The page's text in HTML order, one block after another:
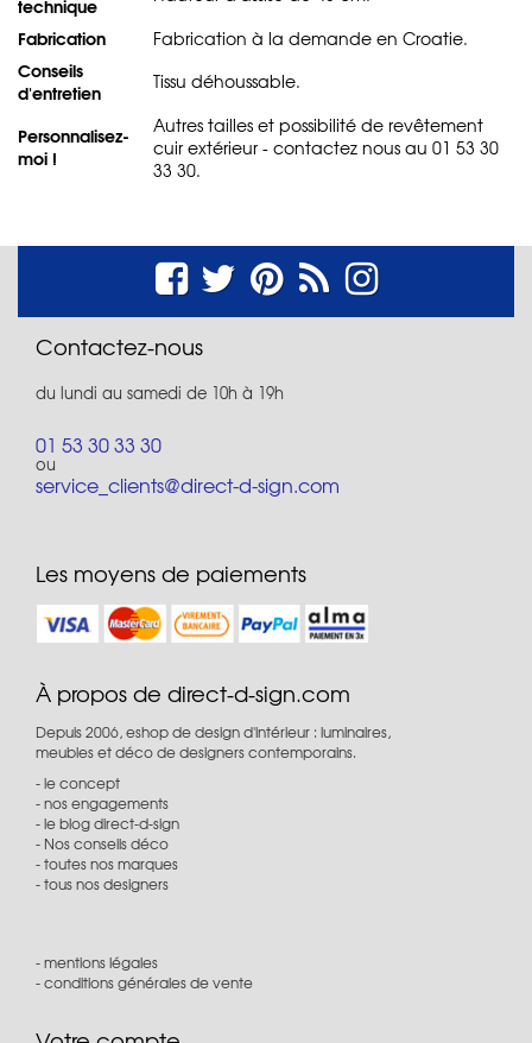
technique
Fabrication Fabrication à la demande en Croatie.
Conseils
d'entretien
Tissu déhoussable.
Personnalisez-
moi !
Autres tailles et possibilité de revêtement
cuir extérieur - contactez nous au 01 53 30
33 30.
Contactez-nous
du lundi au samedi de 10h à 19h
01 53 30 33 30
ou
service_clients@direct-d-sign.com
Les moyens de paiements
À propos de direct-d-sign.com
Depuis 2006, eshop de design d'intérieur : luminaires,
meubles et déco de designers contemporains.
le concept
nos engagements
le blog direct-d-sign
Nos conseils déco
toutes nos marques
tous nos designers
mentions légales
conditions générales de vente